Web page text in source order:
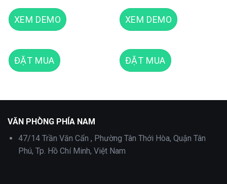
XEM DEMO
ĐẶT MUA
XEM DEMO
ĐẶT MUA
Mẫu Landing Pape thuốc
VĂN PHÒNG PHÍA NAM
47/14 Trần Văn Cẩn , Phường Tân Thới Hòa, Quận Tân
Phú, Tp. Hồ Chí Minh, Việt Nam